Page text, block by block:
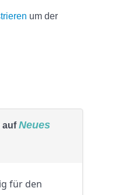
um der
aufNeues
für den